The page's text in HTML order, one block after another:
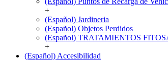
+
(Español) Jardineria
(Español) Objetos Perdidos
(Español) TRATAMIENTOS
+
(Español) Accesibilidad